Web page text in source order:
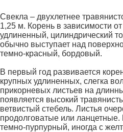
Свекла – двухлетнее
1,25 м. Корень в зависимости
удлиненный, цилиндрический
обычно выступает над
темно-красный, бордовый.
В первый год развивается
крупных удлиненных, слегка
прикорневых листьев на
появляется высокий
ветвистый стебель. Листья
продолговатые или ланцетные.
темно-пурпурный, иногда с